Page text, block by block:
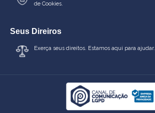
de Cookies.
Seus Direiros
Exerça seus direitos. Estamos aqui para ajudar.